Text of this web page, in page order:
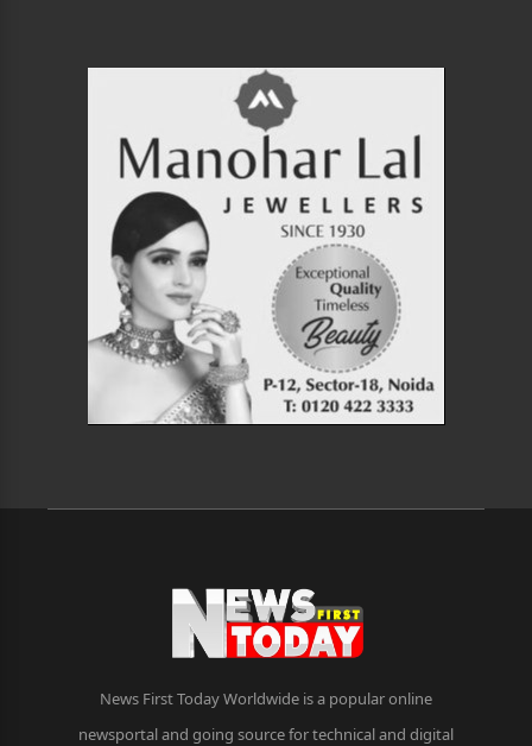
News First Today Worldwide is a popular online
newsportal and going source for technical and digital